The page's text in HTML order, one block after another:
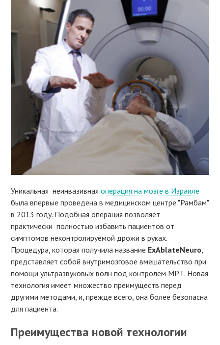
Уникальная неинвазивнаяоперация на мозге в Израиле
была впервые проведена в медицинском центре "Рамбам"
в 2013 году. Подобная операция позволяет
практически полностью избавить пациентов от
симптомов неконтролируемой дрожи в руках.
Процедура, которая получила название ExAblateNeuro
представляет собой внутримозговое вмешательство при
помощи ультразвуковых волн под контролем МРТ. Новая
технология имеет множество преимуществ перед
другими методами, и, прежде всего, она более безопасна
для пациента.
Преимущества новой технологии